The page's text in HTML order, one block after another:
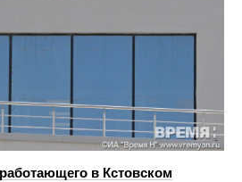
в Кстовском